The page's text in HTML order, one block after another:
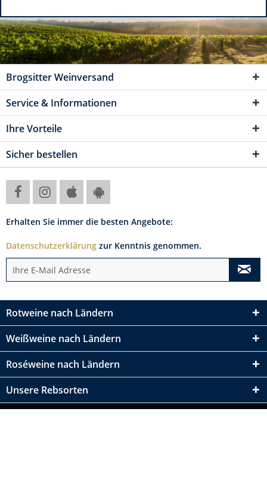
Brogsitter Weinversand
Service & Informationen
Ihre Vorteile
Sicher bestellen
Erhalten Sie immer die besten Angebote:
Datenschutzerklärung zur Kenntnis genommen.
Rotweine nach Ländern
Weißweine nach Ländern
Roséweine nach Ländern
Unsere Rebsorten